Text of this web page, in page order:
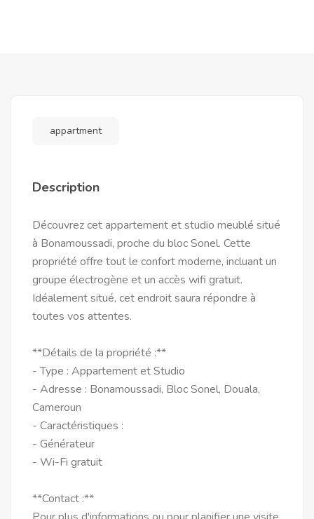
appartment
Description
Découvrez cet appartement et studio meublé situé
à Bonamoussadi, proche du bloc Sonel. Cette
propriété offre tout le confort moderne, incluant un
groupe électrogène et un accès wifi gratuit.
Idéalement situé, cet endroit saura répondre à
toutes vos attentes.
**Détails de la propriété :**
- Type : Appartement et Studio
- Adresse : Bonamoussadi, Bloc Sonel, Douala,
Cameroun
- Caractéristiques :
- Générateur
- Wi-Fi gratuit
**Contact :**